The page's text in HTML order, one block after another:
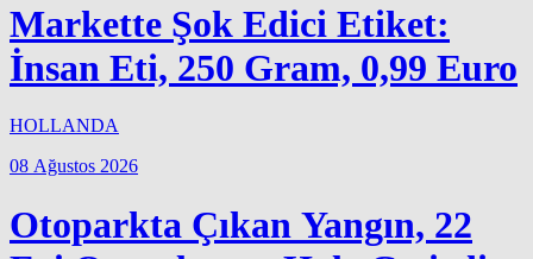
Markette Şok Edici Etiket:
İnsan Eti, 250 Gram, 0,99 Euro
HOLLANDA
08 Ağustos 2026
Otoparkta Çıkan Yangın, 22